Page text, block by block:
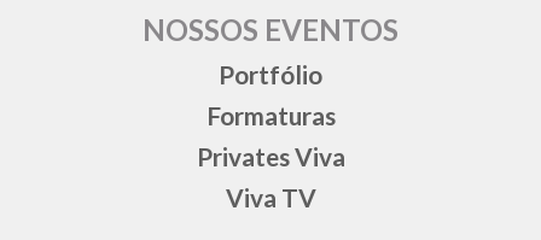
NOSSOS EVENTOS
Portfólio
Formaturas
Privates Viva
Viva TV